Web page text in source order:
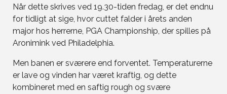
Når dette skrives ved 19.30-tiden fredag, er det endnu
for tidligt at sige, hvor cuttet falder i årets anden
major hos herrerne, PGA Championship, der spilles på
Aronimink ved Philadelphia.
Men banen er sværere end forventet. Temperaturerne
er lave og vinden har været kraftig, og dette
kombineret med en saftig rough og svære